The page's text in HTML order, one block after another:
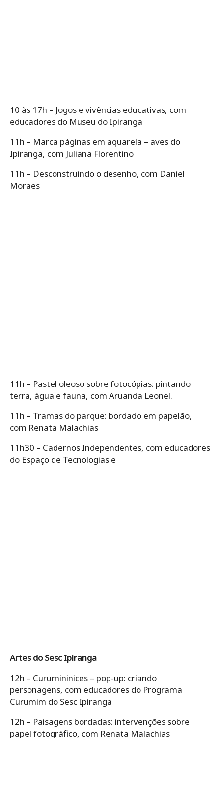
10 às 17h – Jogos e vivências educativas, com
educadores do Museu do Ipiranga
11h – Marca páginas em aquarela – aves do
Ipiranga, com Juliana Florentino
11h – Desconstruindo o desenho, com Daniel
Moraes
11h – Pastel oleoso sobre fotocópias: pintando
terra, água e fauna, com Aruanda Leonel.
11h – Tramas do parque: bordado em papelão,
com Renata Malachias
11h30 – Cadernos Independentes, com educadores
do Espaço de Tecnologias e
Artes do Sesc Ipiranga
12h – Curumininices – pop-up: criando
personagens, com educadores do Programa
Curumim do Sesc Ipiranga
12h – Paisagens bordadas: intervenções sobre
papel fotográfico, com Renata Malachias